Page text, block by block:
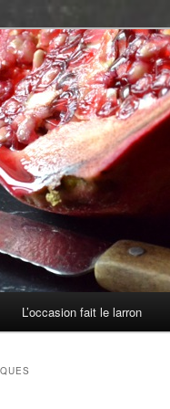
L’occasion fait le larron